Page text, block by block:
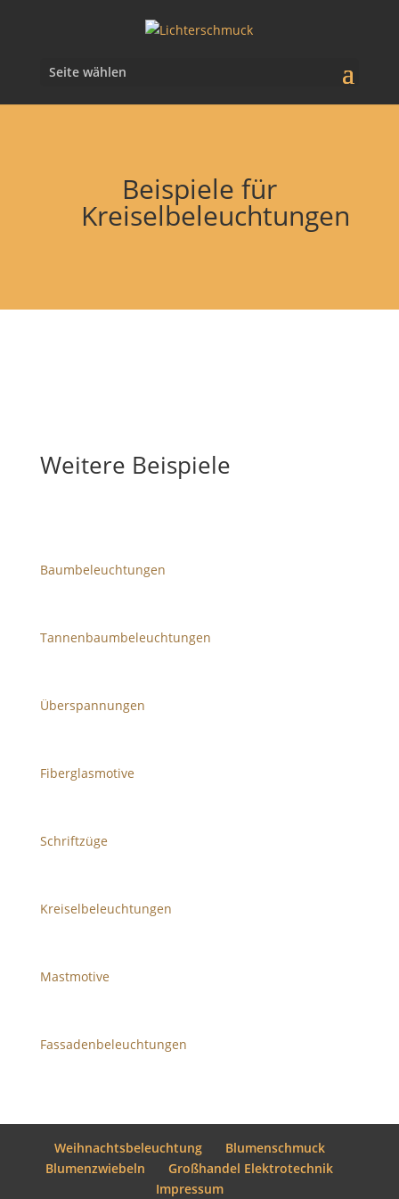
Seite wählen
Beispiele für
Kreiselbeleuchtungen
Weitere Beispiele
Baumbeleuchtungen
Tannenbaumbeleuchtungen
Überspannungen
Fiberglasmotive
Schriftzüge
Kreiselbeleuchtungen
Mastmotive
Fassadenbeleuchtungen
Weihnachtsbeleuchtung
Blumenschmuck
Blumenzwiebeln
Großhandel Elektrotechnik
Impressum